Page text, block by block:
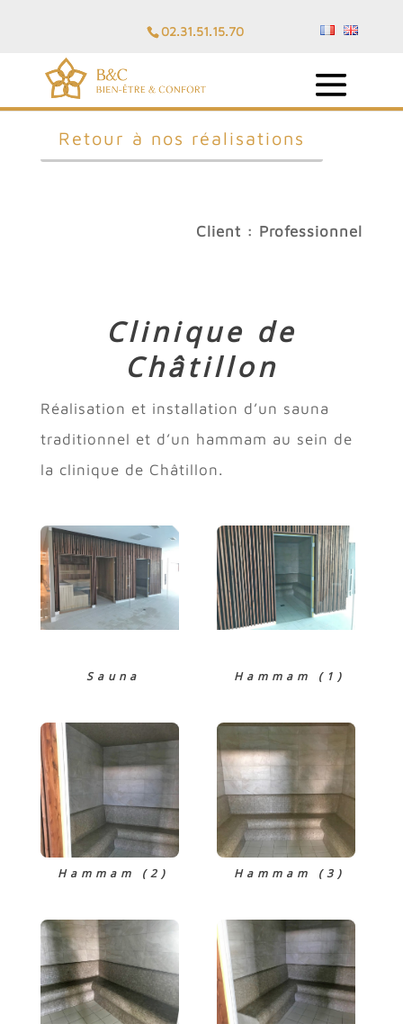
02.31.51.15.70
Retour à nos réalisations
Client : Professionnel
Clinique de
Châtillon
Réalisation et installation d’un sauna
traditionnel et d’un hammam au sein de
la clinique de Châtillon.
Sauna Hammam (1)
Hammam (2) Hammam (3)